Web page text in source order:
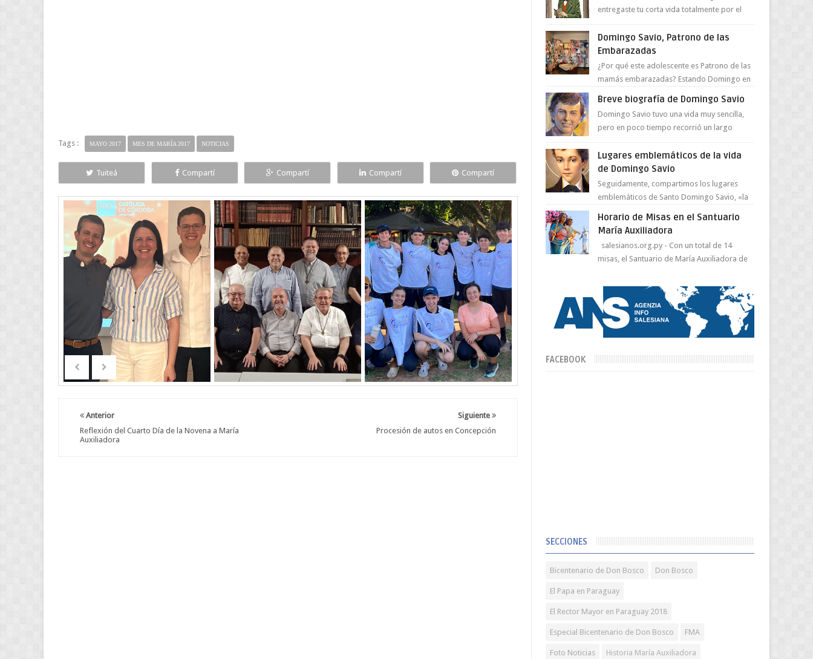
Tags : MAYO 2017 MES DE MARÍA 2017 NOTICIAS
Tuiteá Compartí Compartí Compartí Compartí
Siguiente
Procesión de autos en Concepción
Anterior
Reflexión del Cuarto Día de la Novena a María
Auxiliadora
entregaste tu corta vida totalmente por el
juventud para ...
Domingo Savio, Patrono de las
Embarazadas
¿Por qué este adolescente es Patrono de las
mamás embarazadas? Estando Domingo en
el Oratorio en Turín, un día le pide a Don
Breve biografía de Domingo Savio
Domingo Savio tuvo una vida muy sencilla,
pero en poco tiempo recorrió un largo
Espíritu Santo y fr...
Lugares emblemáticos de la vida
de Domingo Savio
Seguidamente, compartimos los lugares
emblemáticos de Santo Domingo Savio, «la
Bosco». San Giovann...
Horario de Misas en el Santuario
María Auxiliadora
salesianos.org.py - Con un total de 14
misas, el Santuario de María Auxiliadora de
Santa Patr...
FACEBOOK
SECCIONES
Bicentenario de Don Bosco Don Bosco
El Papa en Paraguay
El Rector Mayor en Paraguay 2018
Especial Bicentenario de Don Bosco FMA
Foto Noticias Historia María Auxiliadora